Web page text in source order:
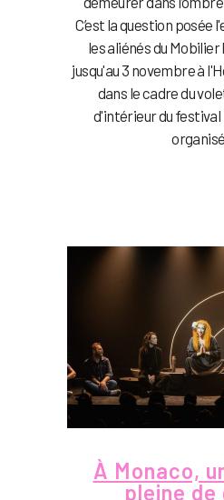
C’est la question posée
les aliénés du
jusqu'au 3 novembre à
dans le cadre du
d'intérieur du festival
À Monaco,
pleine de